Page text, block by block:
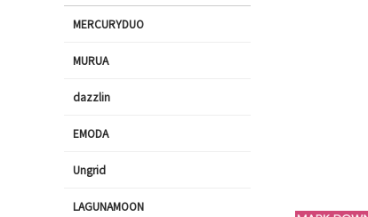
MERCURYDUO
MURUA
dazzlin
EMODA
Ungrid
LAGUNAMOON